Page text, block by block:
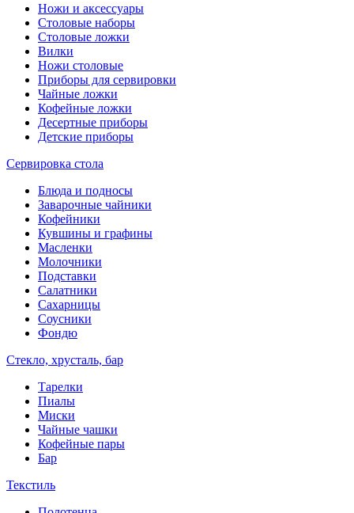
Ножи и аксессуары
Столовые наборы
Столовые ложки
Вилки
Ножи столовые
Приборы для сервировки
Чайные ложки
Кофейные ложки
Десертные приборы
Детские приборы
Сервировка стола
Блюда и подносы
Заварочные чайники
Кофейники
Кувшины и графины
Масленки
Молочники
Подставки
Салатники
Сахарницы
Соусники
Фондю
Стекло, хрусталь, бар
Тарелки
Пиалы
Миски
Чайные чашки
Кофейные пары
Бар
Текстиль